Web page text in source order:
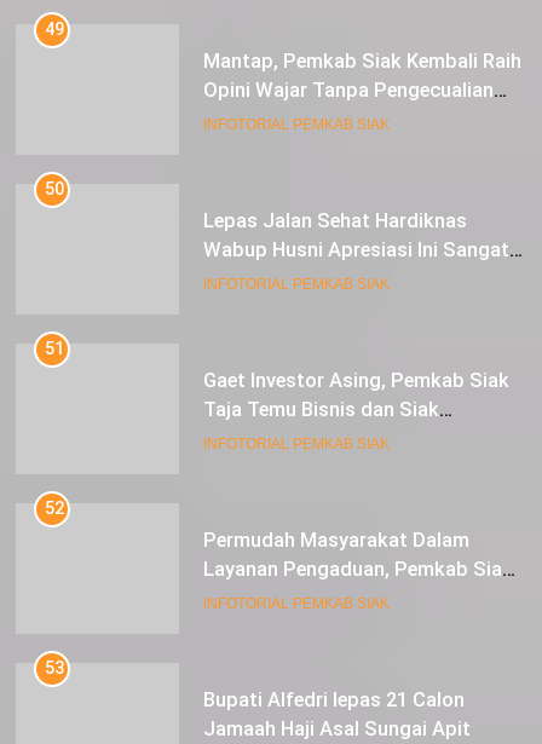
49
Mantap, Pemkab Siak Kembali Raih
Opini Wajar Tanpa Pengecualian
ke-13 Dari BPK RI.
INFOTORIAL PEMKAB SIAK
50
Lepas Jalan Sehat Hardiknas
Wabup Husni Apresiasi Ini Sangat
Luar Biasa
INFOTORIAL PEMKAB SIAK
51
Gaet Investor Asing, Pemkab Siak
Taja Temu Bisnis dan Siak
Expoversary 2024
INFOTORIAL PEMKAB SIAK
52
Permudah Masyarakat Dalam
Layanan Pengaduan, Pemkab Siak
Luncurkan Aplikasi SIP PUAN
INFOTORIAL PEMKAB SIAK
53
Bupati Alfedri lepas 21 Calon
Jamaah Haji Asal Sungai Apit